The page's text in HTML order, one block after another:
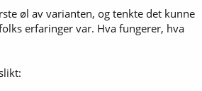
øl av varianten, og tenkte det kunne
erfaringer var. Hva fungerer, hva